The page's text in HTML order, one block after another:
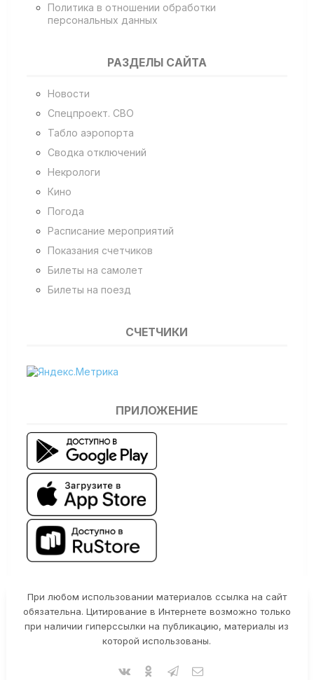
Политика в отношении обработки
персональных данных
РАЗДЕЛЫ САЙТА
Новости
Спецпроект. СВО
Табло аэропорта
Сводка отключений
Некрологи
Кино
Погода
Расписание мероприятий
Показания счетчиков
Билеты на самолет
Билеты на поезд
СЧЕТЧИКИ
ПРИЛОЖЕНИЕ
При любом использовании материалов ссылка на сайт
обязательна. Цитирование в Интернете возможно только
при наличии гиперссылки на публикацию, материалы из
которой использованы.